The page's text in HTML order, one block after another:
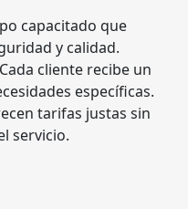
capacitado que
y calidad.
cliente recibe un
específicas.
tarifas justas sin
servicio.